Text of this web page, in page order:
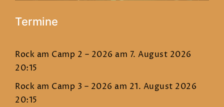
Termine
Rock am Camp 2 – 2026 am 7. August 2026
20:15
Rock am Camp 3 – 2026 am 21. August 2026
20:15